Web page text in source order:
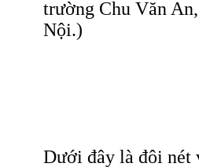
trường Chu Văn
Nội.)
Dưới đây là đôi nét